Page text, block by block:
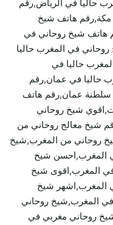
حاليا في الرياض,رقم
مكة,رقم هاتف شيخ
هاتف شيخ روحاني في
في المغرب حاليا
حاليا في
حاليا في عمان,رقم
سلطنة عمان,رقم هاتف
شيخ روحاني
شيخ معالج روحاني من
روحاني من المغرب,شيخ
المغرب,احسن شيخ
المغرب,اقوى شيخ
المغرب,اشهر شيخ
المغرب,شيخ روحاني
روحاني مغربي في